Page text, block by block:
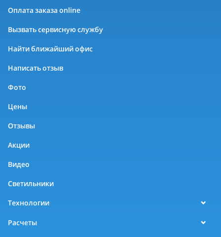
Оплата заказа online
Вызвать сервисную службу
Найти ближайший офис
Написать отзыв
Фото
Цены
Отзывы
Акции
Видео
Светильники
Технологии
Расчеты